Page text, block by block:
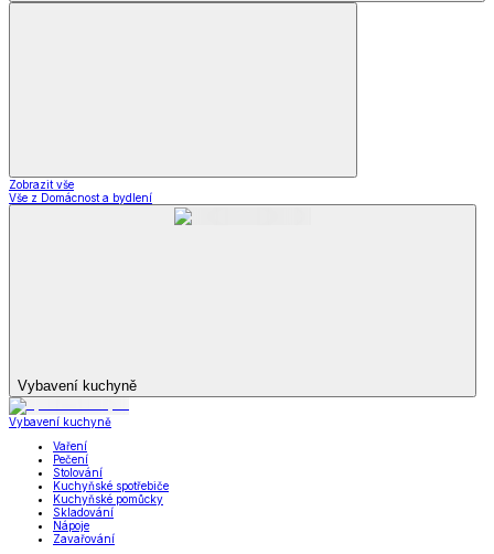
Zobrazit vše
Vše z Domácnost a bydlení
Vybavení kuchyně
Vybavení kuchyně
Vaření
Pečení
Stolování
Kuchyňské spotřebiče
Kuchyňské pomůcky
Skladování
Nápoje
Zavařování